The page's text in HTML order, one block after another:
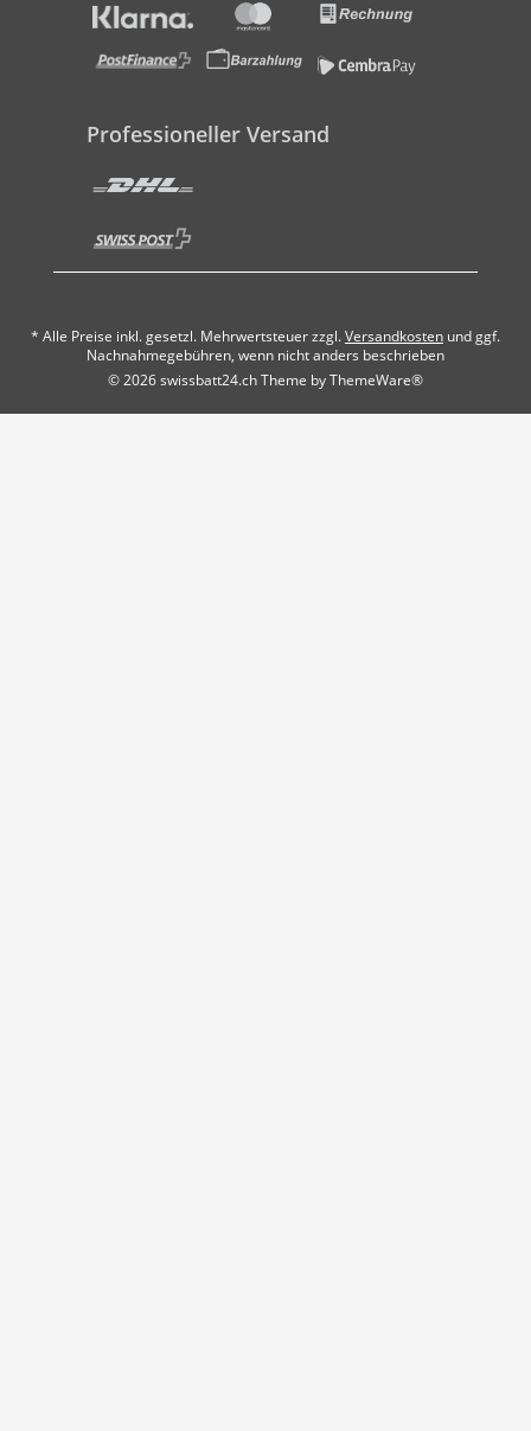
Professioneller Versand
* Alle Preise inkl. gesetzl. Mehrwertsteuer zzgl.Versandkosten und ggf.
Nachnahmegebühren, wenn nicht anders beschrieben
© 2026 swissbatt24.ch Theme byThemeWare®